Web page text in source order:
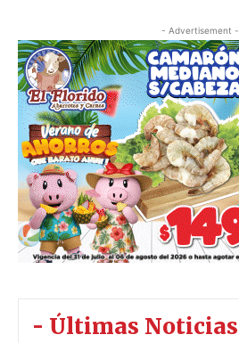
- Advertisement -
- Últimas Noticias